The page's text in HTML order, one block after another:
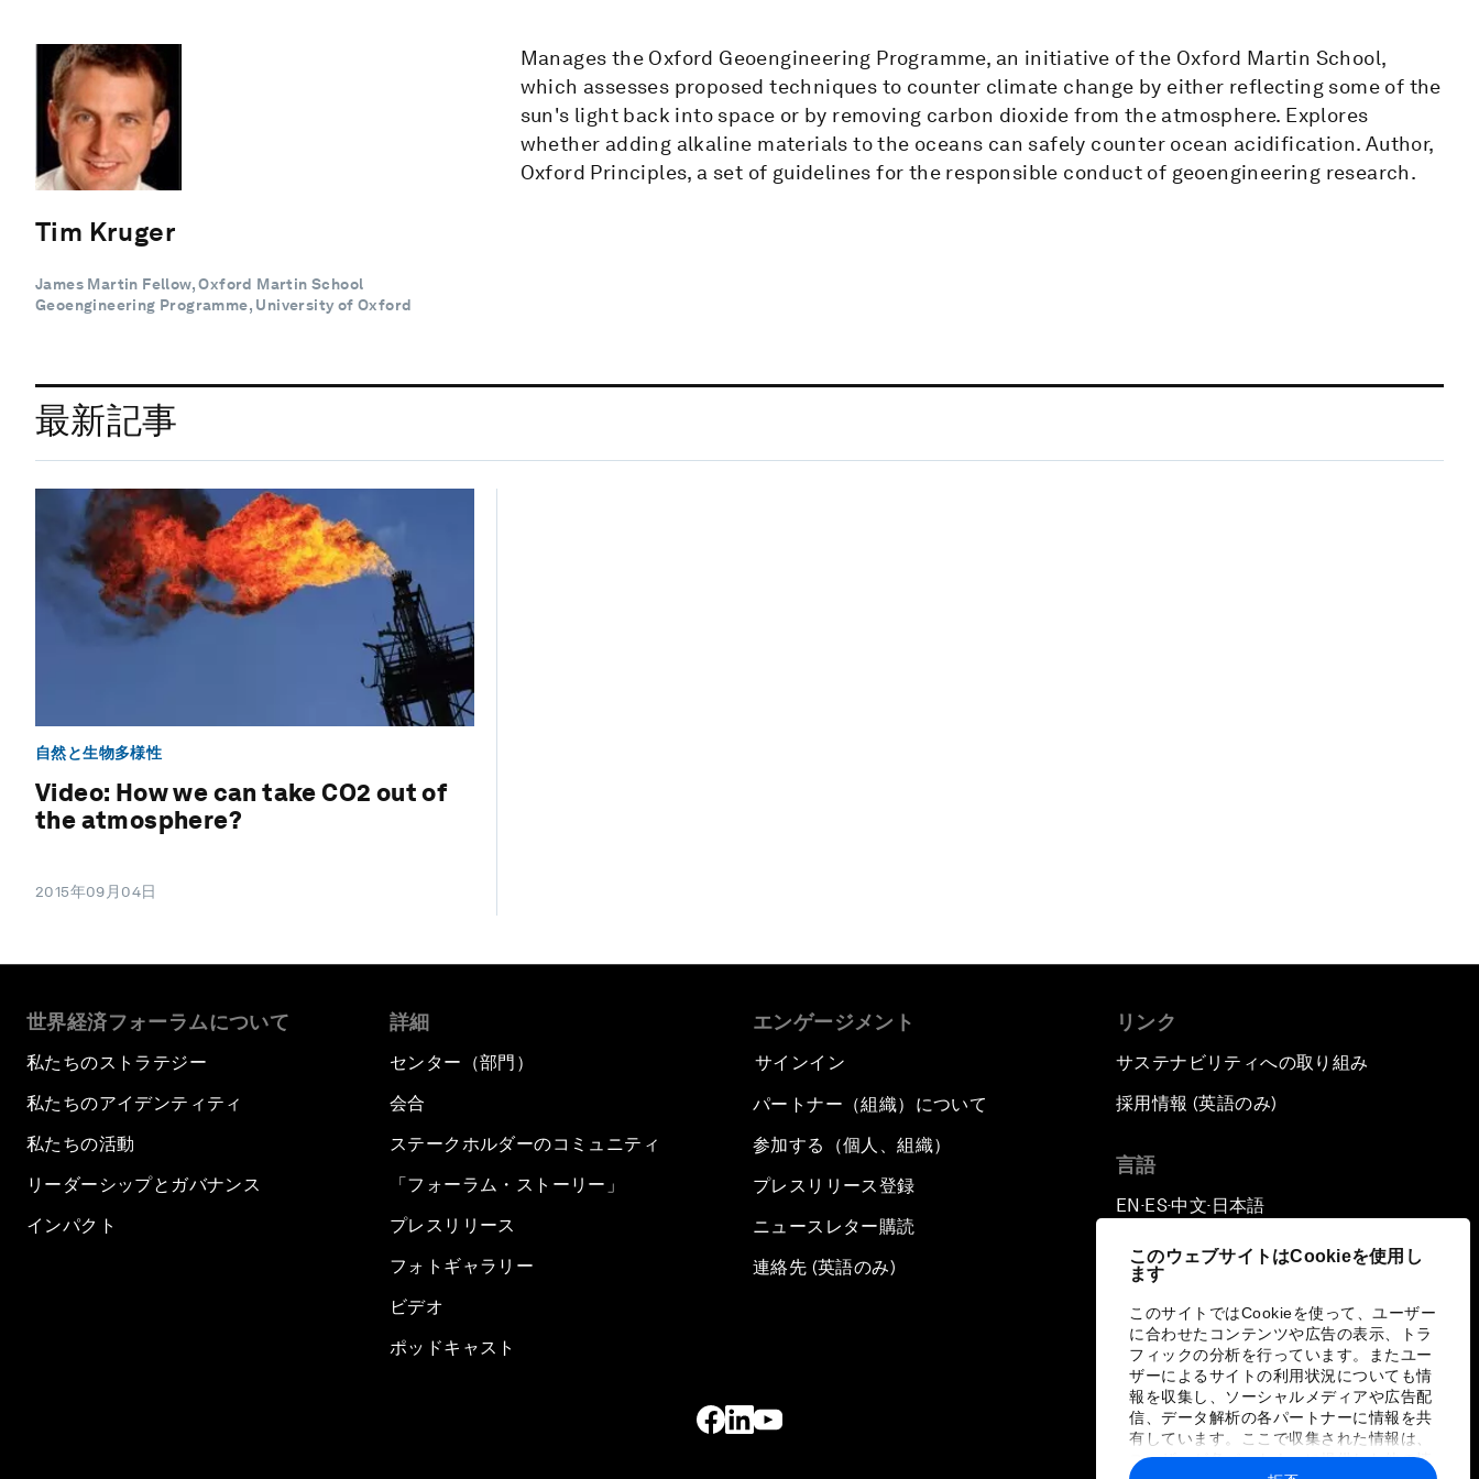
このウェブサイトはCookieを使用し
ます
このサイトではCookieを使って、ユーザー
に合わせたコンテンツや広告の表示、トラ
フィックの分析を行っています。またユー
ザーによるサイトの利用状況についても情
報を収集し、ソーシャルメディアや広告配
信、データ解析の各パートナーに情報を共
有しています。ここで収集された情報は、
ユーザーが各パートナーに提供した他の情
Tim Kruger
James Martin Fellow, Oxford Martin School
Geoengineering Programme, University of Oxford
Manages the Oxford Geoengineering Programme, an initiative of the Oxford Martin School,
which assesses proposed techniques to counter climate change by either reflecting some of the
sun's light back into space or by removing carbon dioxide from the atmosphere. Explores
whether adding alkaline materials to the oceans can safely counter ocean acidification. Author,
Oxford Principles, a set of guidelines for the responsible conduct of geoengineering research.
最新記事
自然と生物多様性
Video: How we can take CO2 out of
the atmosphere?
2015年09月04日
世界経済フォーラムについて
私たちのストラテジー
私たちのアイデンティティ
私たちの活動
リーダーシップとガバナンス
インパクト
詳細
センター（部門）
会合
ステークホルダーのコミュニティ
「フォーラム・ストーリー」
プレスリリース
フォトギャラリー
ビデオ
ポッドキャスト
エンゲージメント
サインイン
パートナー（組織）について
参加する（個人、組織）
プレスリリース登録
ニュースレター購読
連絡先 (英語のみ)
リンク
サステナビリティへの取り組み
採用情報 (英語のみ)
言語
EN ▪ ES▪中文▪ 日本語